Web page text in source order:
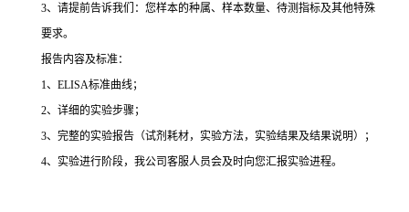
3、请提前告诉我们：您样本的种属、样本数量、待测指标及其他特殊
要求。
报告内容及标准：
1、 ELISA标准曲线；
2、详细的实验步骤；
3、完整的实验报告（试剂耗材，实验方法，实验结果及结果说明）；
4、实验进行阶段，我公司客服人员会及时向您汇报实验进程。